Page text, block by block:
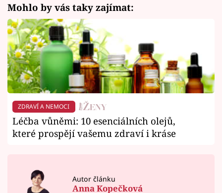
Mohlo by vás taky zajímat:
ZDRAVÍ A NEMOCI
Léčba vůněmi: 10 esenciálních olejů,
které prospějí vašemu zdraví i kráse
Autor článku
Anna Kopečková